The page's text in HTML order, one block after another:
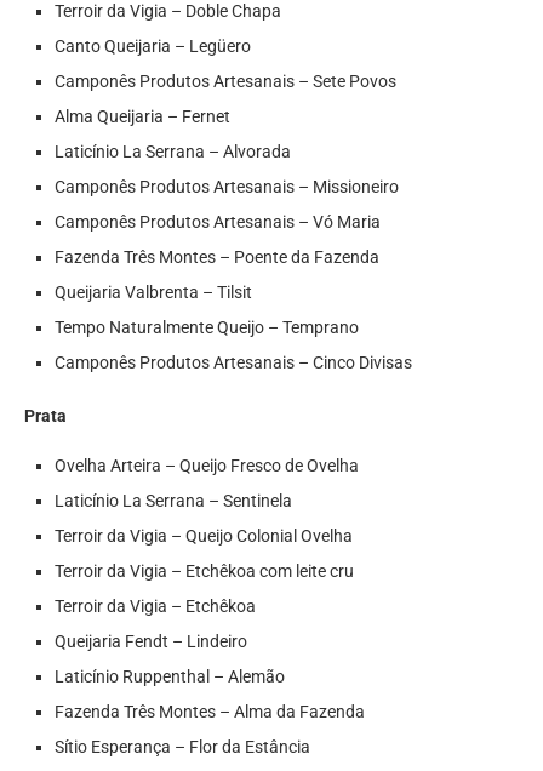
Terroir da Vigia – Doble Chapa
Canto Queijaria – Legüero
Camponês Produtos Artesanais – Sete Povos
Alma Queijaria – Fernet
Laticínio La Serrana – Alvorada
Camponês Produtos Artesanais – Missioneiro
Camponês Produtos Artesanais – Vó Maria
Fazenda Três Montes – Poente da Fazenda
Queijaria Valbrenta – Tilsit
Tempo Naturalmente Queijo – Temprano
Camponês Produtos Artesanais – Cinco Divisas
Prata
Ovelha Arteira – Queijo Fresco de Ovelha
Laticínio La Serrana – Sentinela
Terroir da Vigia – Queijo Colonial Ovelha
Terroir da Vigia – Etchêkoa com leite cru
Terroir da Vigia – Etchêkoa
Queijaria Fendt – Lindeiro
Laticínio Ruppenthal – Alemão
Fazenda Três Montes – Alma da Fazenda
Sítio Esperança – Flor da Estância